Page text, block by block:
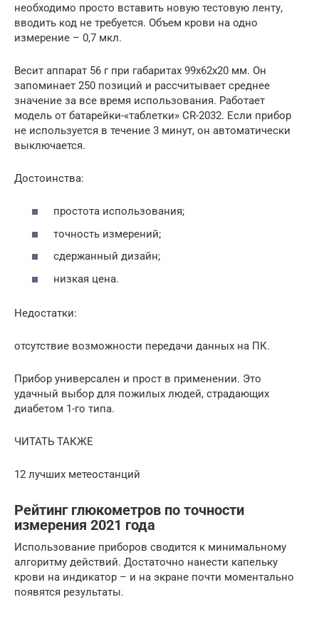
необходимо просто вставить новую тестовую ленту,
вводить код не требуется. Объем крови на одно
измерение – 0,7 мкл.
Весит аппарат 56 г при габаритах 99x62x20 мм. Он
запоминает 250 позиций и рассчитывает среднее
значение за все время использования. Работает
модель от батарейки-«таблетки» СR-2032. Если прибор
не используется в течение 3 минут, он автоматически
выключается.
Достоинства:
простота использования;
точность измерений;
сдержанный дизайн;
низкая цена.
Недостатки:
отсутствие возможности передачи данных на ПК.
Прибор универсален и прост в применении. Это
удачный выбор для пожилых людей, страдающих
диабетом 1-го типа.
ЧИТАТЬ ТАКЖЕ
12 лучших метеостанций
Рейтинг глюкометров по точности
измерения 2021 года
Использование приборов сводится к минимальному
алгоритму действий. Достаточно нанести капельку
крови на индикатор – и на экране почти моментально
появятся результаты.